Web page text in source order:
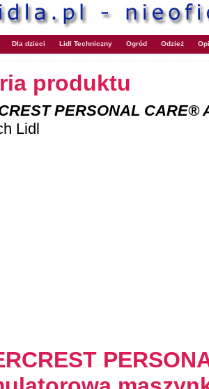
Dla dzieci Lidl Techniczny Ogród Odzież
produktu
PERSONAL
Lidl